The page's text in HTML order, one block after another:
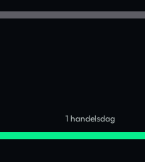
1 handelsdag